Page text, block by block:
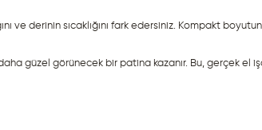
ve derinin sıcaklığını fark edersiniz. Kompakt
güzel görünecek bir patina kazanır. Bu, gerçek el